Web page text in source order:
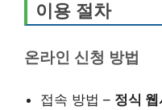
이용 절차
온라인 신청 방법
접속 방법 – 정식